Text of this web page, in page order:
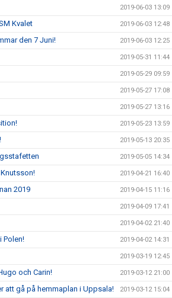
2019-06-03 13:09
Kvalet 2019-06-03 12:48
den 7 Juni! 2019-06-03 12:25
2019-05-31 11:44
2019-05-29 09:59
2019-05-27 17:08
2019-05-27 13:16
2019-05-23 13:59
2019-05-13 20:35
2019-05-05 14:34
2019-04-21 16:40
2019 2019-04-15 11:16
2019-04-09 17:41
2019-04-02 21:40
Polen! 2019-04-02 14:31
2019-03-19 12:45
och Carin! 2019-03-12 21:00
att gå på hemmaplan i Uppsala! 2019-03-12 15:04